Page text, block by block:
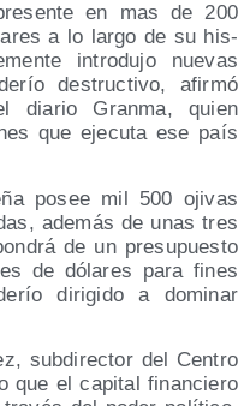
en mas de 200
a lo lar­go de su his­
intro­du­jo nue­vas
des­truc­ti­vo, afir­mó
dia­rio Gran­ma, quien
que eje­cu­ta ese país
posee mil 500 oji­vas
ade­más de unas tres
de un pre­su­pues­to
de dóla­res para fines
diri­gi­do a domi­nar
sub­di­rec­tor del Cen­tro
que el capi­tal finan­cie­ro